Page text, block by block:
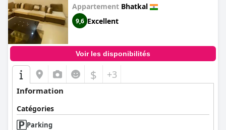
Appartement Bhatkal
9,6 Excellent
Voir les disponibilités
$ +3
Information
Catégories
Parking